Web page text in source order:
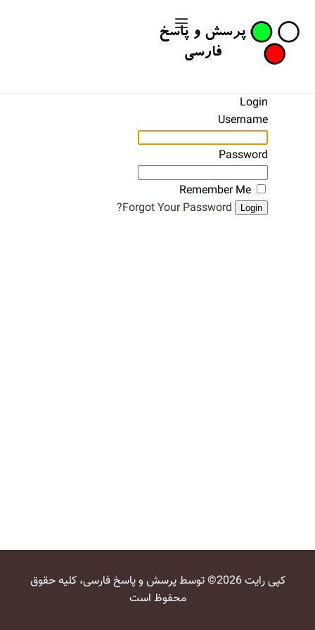
Login
Username
Password
Remember Me
Login
Forgot Your Password?
کپی رایت 2026© توسط پرسش و پاسخ فارسی، کلیه حقوق
محفوظ است